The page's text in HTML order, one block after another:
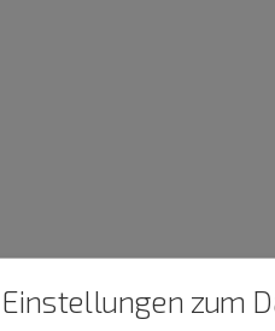
Einstellungen zum